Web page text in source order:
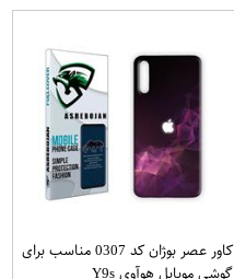
کاور عصر بوژان کد 0307 مناسب برای
گوشی موبایل هوآوی Y9s